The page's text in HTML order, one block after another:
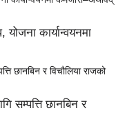
कार्यान्वयनमा
सम्पत्ति छानबिन र